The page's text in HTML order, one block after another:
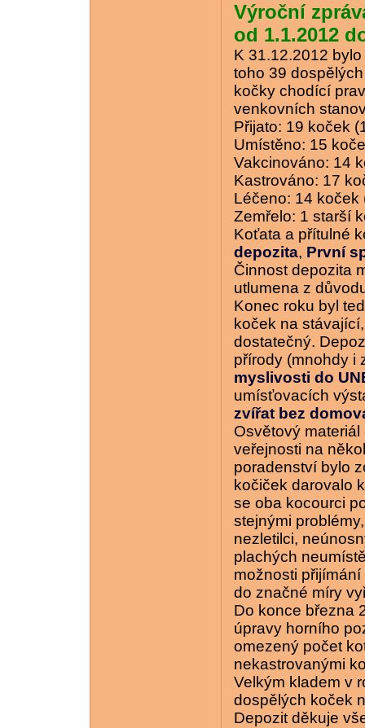
Výroční
od 1.1.2012
K 31.12.2012
toho 39
kočky chodící
venkovních
Přijato: 19 koček
Umístěno: 15
Vakcinováno: 14
Kastrováno: 17
Léčeno: 14
Zemřelo: 1 starší
Koťata a přítulné
depozita, První
Činnost depozita
utlumena z
Konec roku byl
koček na
dostatečný.
přírody (mnohdy i
myslivosti do
umísťovacích
zvířat bez
Osvětový
veřejnosti na
poradenství bylo
kočiček darovalo
se oba kocourci
stejnými
nezletilci,
plachých
možnosti
do značné míry
Do konce března
úpravy horního
omezený počet
nekastrovanými
Velkým kladem v
dospělých koček
Depozit děkuje